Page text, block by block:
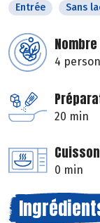
Entrée Sans
4
20 min
Cuisson
0 min